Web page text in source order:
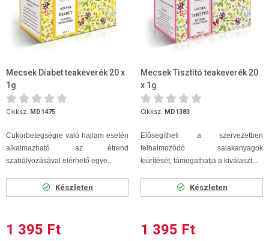
Mecsek Diabet teakeverék 20 x
1g
Cikksz. MD1475
Cukorbetegségre való hajlam esetén
alkalmazható az étrend
szabályozásával elérhető egye...
Készleten
1 395 Ft
Mecsek Tisztító teakeverék 20
x 1g
Cikksz. MD1383
Elősegítheti a szervezetben
felhalmozódó salakanyagok
kiürítését, támogathatja a kiválaszt...
Készleten
1 395 Ft